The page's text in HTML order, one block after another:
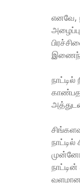
எனவே,
வளமான